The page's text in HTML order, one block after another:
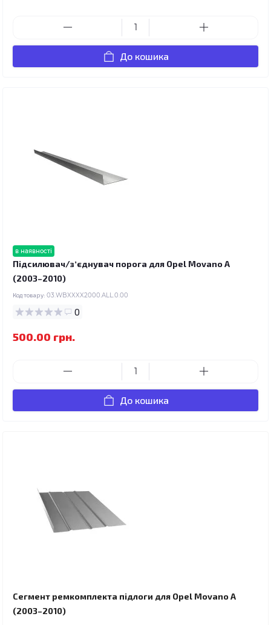
До кошика
в наявності
Підсилювач/зʼєднувач порога для Opel Movano A
(2003–2010)
Код товару: 03.WBXXXX2000.ALL.0.00
0
500.00 грн.
До кошика
Сегмент ремкомплекта підлоги для Opel Movano A
(2003–2010)